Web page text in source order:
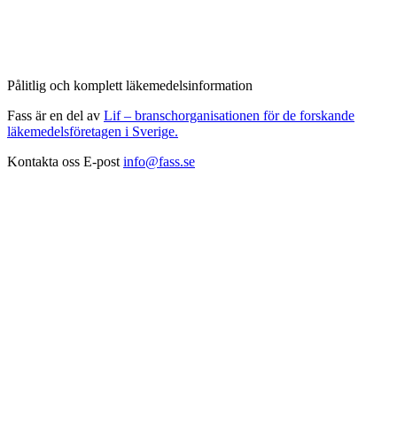
Pålitlig och komplett läkemedelsinformation
Fass är en del av Lif – branschorganisationen för de forskande
läkemedelsföretagen i Sverige.
Kontakta oss E-post info@fass.se